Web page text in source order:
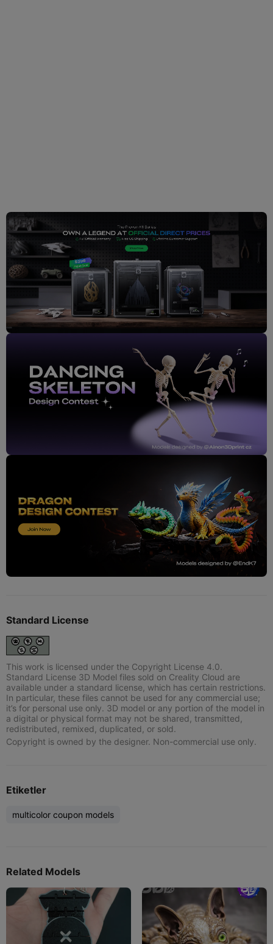
Standard License
This work is licensed under the Copyright License 4.0.
Standard License 3D Model files sold on Creality Cloud are
available under a standard license, which has certain restrictions.
In particular, these files cannot be used for any commercial use;
it’s for personal use only. 3D model or any portion of the model in
a digital or physical format may not be shared, transmitted,
redistributed, remixed, duplicated, or sold.
Copyright is owned by the designer. Non-commercial use only.
Etiketler
multicolor coupon models
Related Models